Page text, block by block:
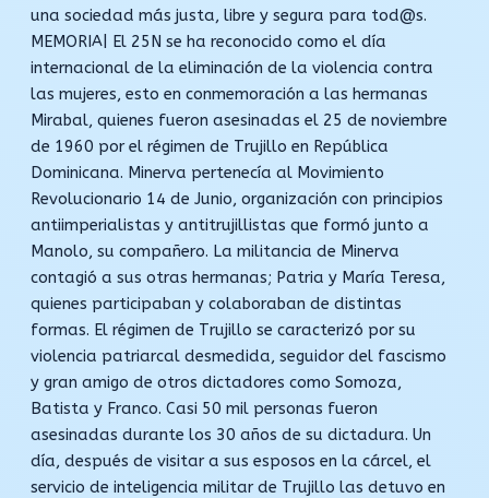
una sociedad más justa, libre y segura para tod@s.
MEMORIA| El 25N se ha reconocido como el día
internacional de la eliminación de la violencia contra
las mujeres, esto en conmemoración a las hermanas
Mirabal, quienes fueron asesinadas el 25 de noviembre
de 1960 por el régimen de Trujillo en República
Dominicana. Minerva pertenecía al Movimiento
Revolucionario 14 de Junio, organización con principios
antiimperialistas y antitrujillistas que formó junto a
Manolo, su compañero. La militancia de Minerva
contagió a sus otras hermanas; Patria y María Teresa,
quienes participaban y colaboraban de distintas
formas. El régimen de Trujillo se caracterizó por su
violencia patriarcal desmedida, seguidor del fascismo
y gran amigo de otros dictadores como Somoza,
Batista y Franco. Casi 50 mil personas fueron
asesinadas durante los 30 años de su dictadura. Un
día, después de visitar a sus esposos en la cárcel, el
servicio de inteligencia militar de Trujillo las detuvo en